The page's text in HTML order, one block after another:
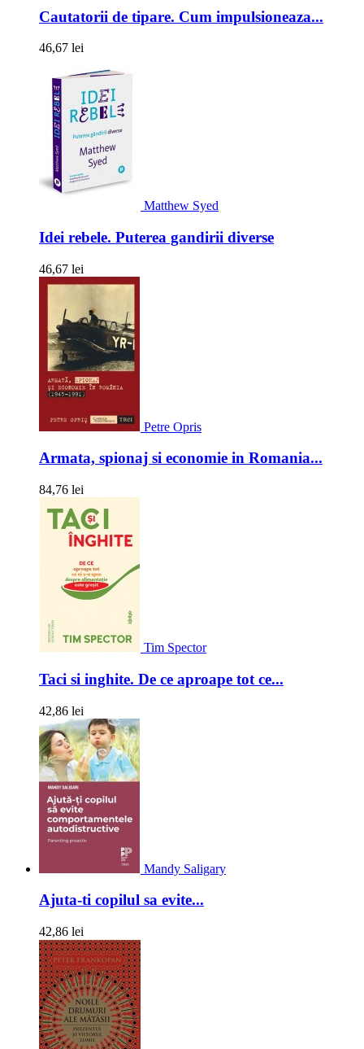
Cautatorii de tipare. Cum impulsioneaza...
46,67 lei
Matthew Syed
Idei rebele. Puterea gandirii diverse
46,67 lei
Petre Opris
Armata, spionaj si economie in Romania...
84,76 lei
Tim Spector
Taci si inghite. De ce aproape tot ce...
42,86 lei
Mandy Saligary
Ajuta-ti copilul sa evite...
42,86 lei